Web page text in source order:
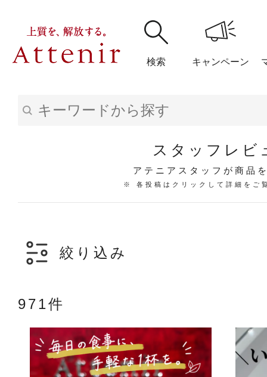
検索 キャンペーン
アテニア
アテニアの「
スタッフレビ
アテニアスタッフが商品
※ 各投稿はクリックして詳細をご
絞り込み
971件